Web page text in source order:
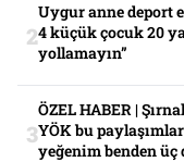
Uygur anne deport
4 küçük çocuk 20
yollamayın”
ÖZEL HABER |
YÖK bu
yeğenim benden üç